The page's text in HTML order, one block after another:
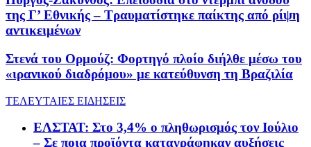
της Γ’ Εθνικής – Τραυματίστηκε παίκτης από ρίψη
αντικειμένων
Στενά του Ορμούζ: Φορτηγό πλοίο διήλθε μέσω του
«ιρανικού διαδρόμου» με κατεύθυνση τη Βραζιλία
ΤΕΛΕΥΤΑΙΕΣ ΕΙΔΗΣΕΙΣ
ΕΛΣΤΑΤ: Στο 3,4% ο πληθωρισμός τον Ιούλιο
– Σε ποια προϊόντα καταγράφηκαν αυξήσεις